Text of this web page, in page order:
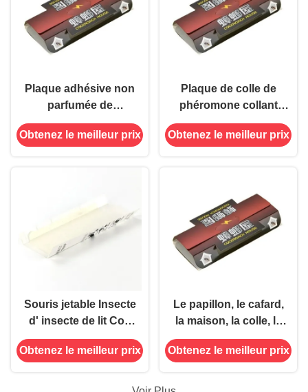
Plaque adhésive non
parfumée de
phéromone pour
cafards 18,2*9*3 cm
Obtenez le meilleur prix
Plaque de colle de
phéromone collant
pour piège collante
de taille 18,2*9*3 cm
Obtenez le meilleur prix
Souris jetable Insecte
d' insecte de lit Coq
maison colle piège
tueur attrapeur carte
Obtenez le meilleur prix
Le papillon, le cafard,
la maison, la colle, le
piège, la planche
collante, le tueur
Obtenez le meilleur prix